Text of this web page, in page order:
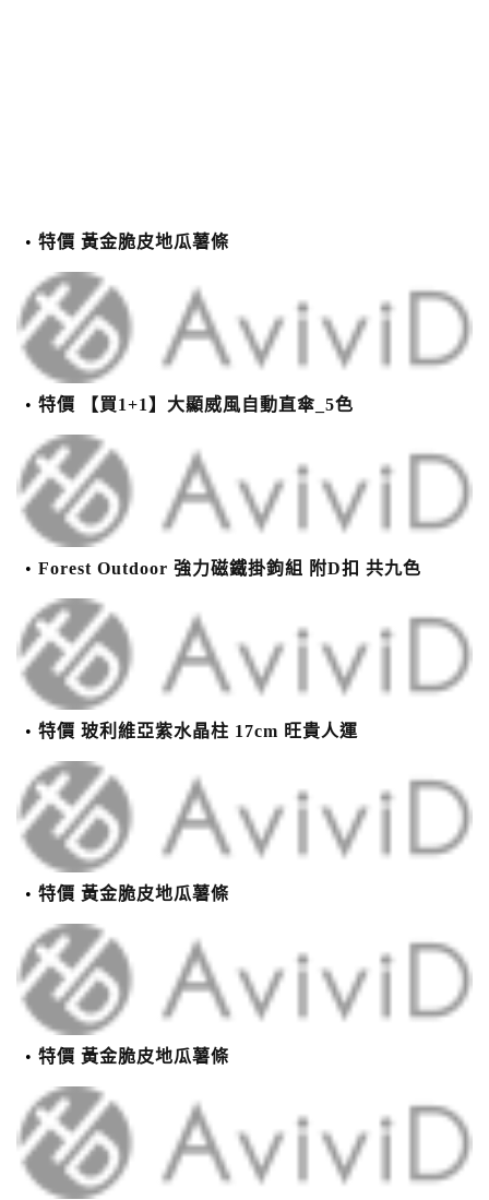
特價 黃金脆皮地瓜薯條
特價 【買1+1】大顯威風自動直傘_5色
Forest Outdoor 強力磁鐵掛鉤組 附D扣 共九色
特價 玻利維亞紫水晶柱 17cm 旺貴人運
特價 黃金脆皮地瓜薯條
特價 黃金脆皮地瓜薯條